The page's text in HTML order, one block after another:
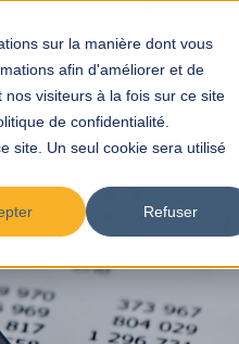
sur la manière dont vous
afin d'améliorer et de
visiteurs à la fois sur ce site
de confidentialité.
site. Un seul cookie sera utilisé
Refuser
Votre profil Notre outil